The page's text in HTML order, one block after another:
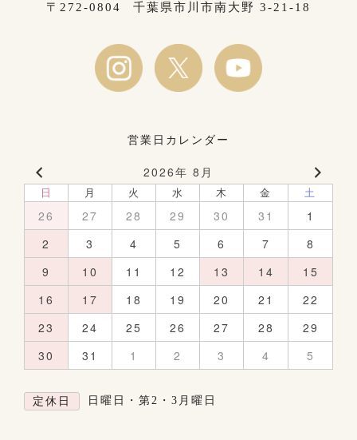
〒272-0804 千葉県市川市南大野 3-21-18
営業日カレンダー
2026年 8月
日 月 火 水 木 金 土
26 27 28 29 30 31
1
2
3 4 5 6 7
8
9
10 11 12 13 14
15
16
17 18 19 20 21
22
23
24 25 26 27 28
29
30
31 1 2 3 4 5
定休日 日曜日・第2・3月曜日